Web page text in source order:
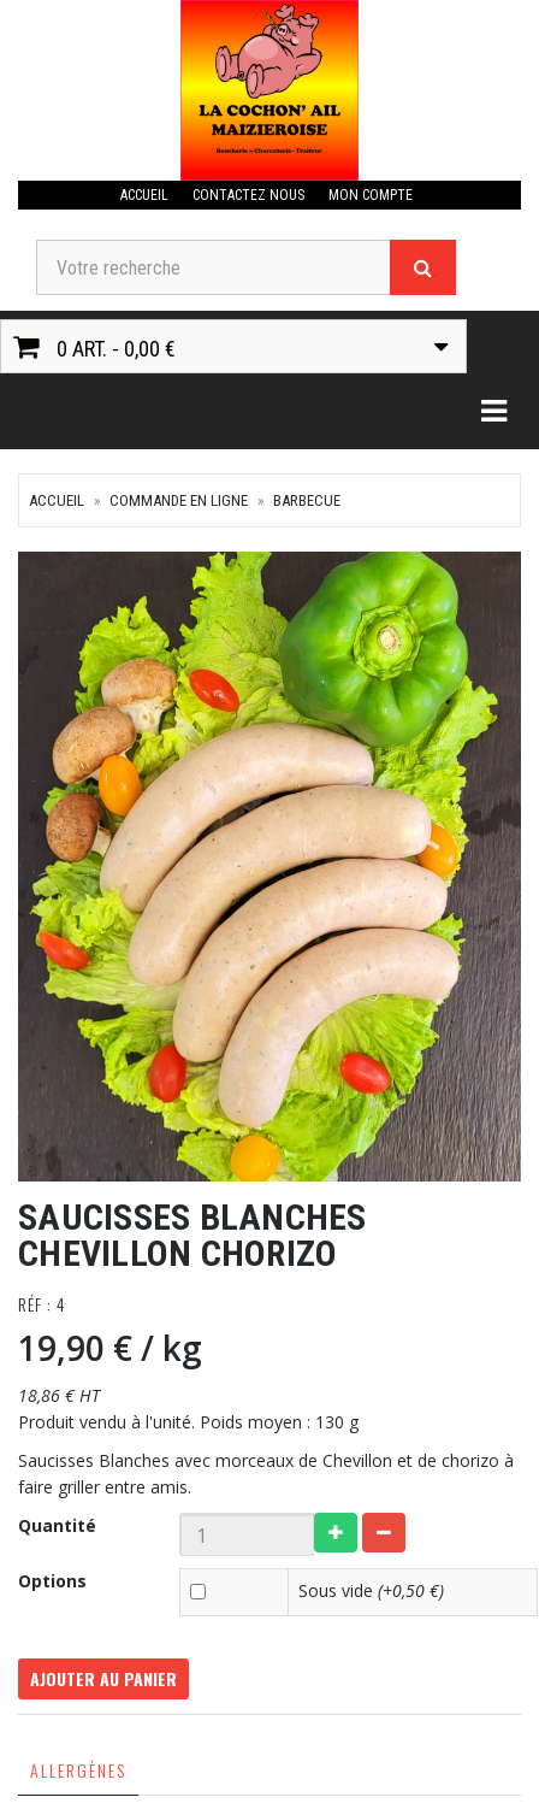
ACCUEIL CONTACTEZ NOUS MON COMPTE
0 ART. - 0,00 €
ACCUEIL COMMANDE EN LIGNE BARBECUE
SAUCISSES BLANCHES
CHEVILLON CHORIZO
RÉF : 4
19,90 €/ kg
18,86 € HT
Produit vendu à l'unité. Poids moyen : 130 g
Saucisses Blanches avec morceaux de Chevillon et de chorizo à
faire griller entre amis.
Quantité
Options Sous vide (+0,50 €)
AJOUTER AU PANIER
ALLERGÈNES